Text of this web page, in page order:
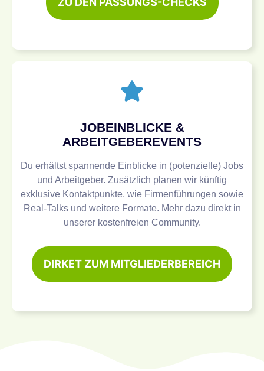
JOBEINBLICKE &
ARBEITGEBEREVENTS
Du erhältst spannende Einblicke in (potenzielle) Jobs
und Arbeitgeber. Zusätzlich planen wir künftig
exklusive Kontaktpunkte, wie Firmenführungen sowie
Real-Talks und weitere Formate. Mehr dazu direkt in
unserer kostenfreien Community.
DIRKET ZUM MITGLIEDERBEREICH